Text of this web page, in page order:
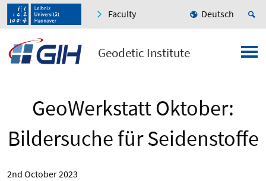
Faculty Deutsch
Geodetic Institute
GeoWerkstatt Oktober:
Bildersuche für Seidenstoffe
2nd October 2023